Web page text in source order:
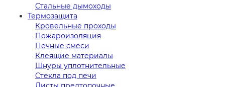
Стальные дымоходы
Термозащита
Кровельные проходы
Пожароизоляция
Печные смеси
Клеящие материалы
Шнуры уплотнительные
Стекла под печи